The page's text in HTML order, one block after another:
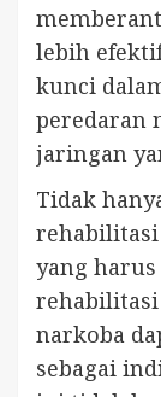
lebih
kunci
peredaran
jaringan
Tidak
rehabilitasi
yang
rehabilitasi
narkoba
sebagai